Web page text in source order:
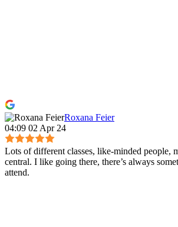
Roxana Feier
04:09 02 Apr 24
Lots of different classes, like-minded people,
central. I like going there, there’s always
attend.